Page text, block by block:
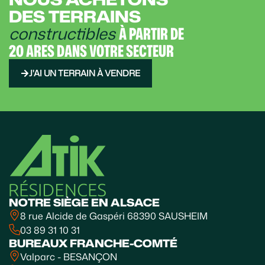
DES TERRAINS
constructiblesÀ PARTIR DE
20 ARES DANS VOTRE SECTEUR
J'AI UN TERRAIN À VENDRE
NOTRE SIÈGE EN ALSACE
8 rue Alcide de Gaspéri 68390 SAUSHEIM
03 89 31 10 31
BUREAUX FRANCHE-COMTÉ
Valparc - BESANÇON